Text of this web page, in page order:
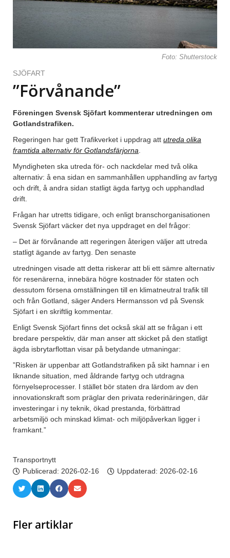
Foto: Shutterstock
SJÖFART
”Förvånande”
Föreningen Svensk Sjöfart kommenterar utredningen om
Gotlandstrafiken.
Regeringen har gett Trafikverket i uppdrag att utreda olika
framtida alternativ för Gotlandsfärjorna
Myndigheten ska utreda för- och nackdelar med två olika
alternativ: å ena sidan en sammanhållen upphandling av fartyg
och drift, å andra sidan statligt ägda fartyg och upphandlad
drift.
Frågan har utretts tidigare, och enligt branschorganisationen
Svensk Sjöfart väcker det nya uppdraget en del frågor:
– Det är förvånande att regeringen återigen väljer att utreda
statligt ägande av fartyg. Den senaste
utredningen visade att detta riskerar att bli ett sämre alternativ
för resenärerna, innebära högre kostnader för staten och
dessutom försena omställningen till en klimatneutral trafik till
och från Gotland, säger Anders Hermansson vd på Svensk
Sjöfart i en skriftlig kommentar.
Enligt Svensk Sjöfart finns det också skäl att se frågan i ett
bredare perspektiv, där man anser att skicket på den statligt
ägda isbrytarflottan visar på betydande utmaningar:
”Risken är uppenbar att Gotlandstrafiken på sikt hamnar i en
liknande situation, med åldrande fartyg och utdragna
förnyelseprocesser. I stället bör staten dra lärdom av den
innovationskraft som präglar den privata rederinäringen, där
investeringar i ny teknik, ökad prestanda, förbättrad
arbetsmiljö och minskad klimat- och miljöpåverkan ligger i
framkant.”
Transportnytt
Publicerad: 2026-02-16 Uppdaterad: 2026-02-16
Fler artiklar